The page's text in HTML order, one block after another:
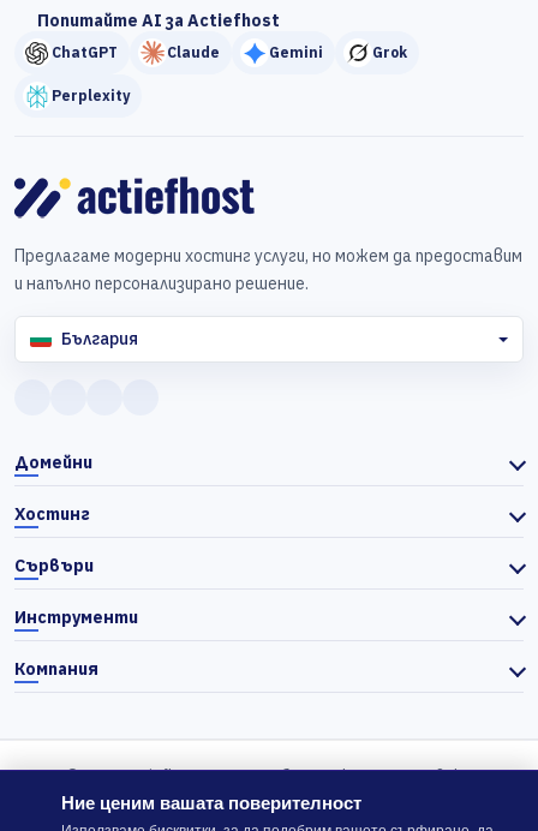
Попитайте AI за Actiefhost
ChatGPT Claude Gemini Grok
Perplexity
Предлагаме модерни хостинг услуги, но можем да предоставим
и напълно персонализирано решение.
България
Домейни
Хостинг
Сървъри
Инструменти
Компания
© 2026 Actiefhost. Съгласно българското търговско
законодателство цените в сайта се показват без ДДС, а ДДС се
Ние ценим вашата поверителност